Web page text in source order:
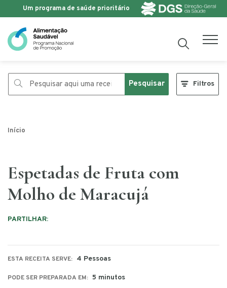
Saltar para o conteúdo
Um programa de saúde prioritário
Pesquisar Filtros
Início
Espetadas de Fruta com
Molho de Maracujá
PARTILHAR:
ESTA RECEITA SERVE: 4 Pessoas
PODE SER PREPARADA EM: 5 minutos